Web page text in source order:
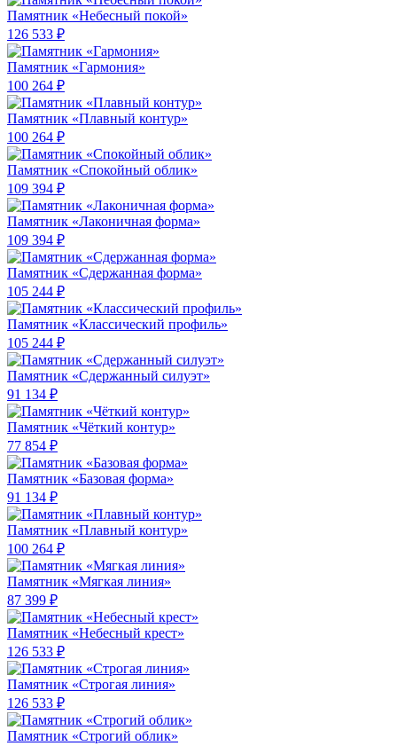
Памятник «Небесный покой»
126 533 ₽
Памятник «Гармония»
100 264 ₽
Памятник «Плавный контур»
100 264 ₽
Памятник «Спокойный облик»
109 394 ₽
Памятник «Лаконичная форма»
109 394 ₽
Памятник «Сдержанная форма»
105 244 ₽
Памятник «Классический профиль»
105 244 ₽
Памятник «Сдержанный силуэт»
91 134 ₽
Памятник «Чёткий контур»
77 854 ₽
Памятник «Базовая форма»
91 134 ₽
Памятник «Плавный контур»
100 264 ₽
Памятник «Мягкая линия»
87 399 ₽
Памятник «Небесный крест»
126 533 ₽
Памятник «Строгая линия»
126 533 ₽
Памятник «Строгий облик»